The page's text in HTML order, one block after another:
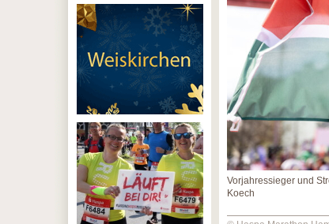
Vorjahressieger und
Koech